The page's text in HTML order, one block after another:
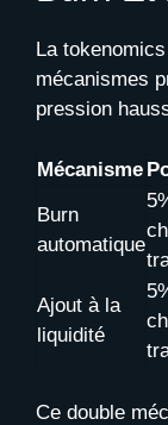
La
mécanismes
pression
Mécanisme
Burn
automatique
Ajout à la
liquidité
Ce double